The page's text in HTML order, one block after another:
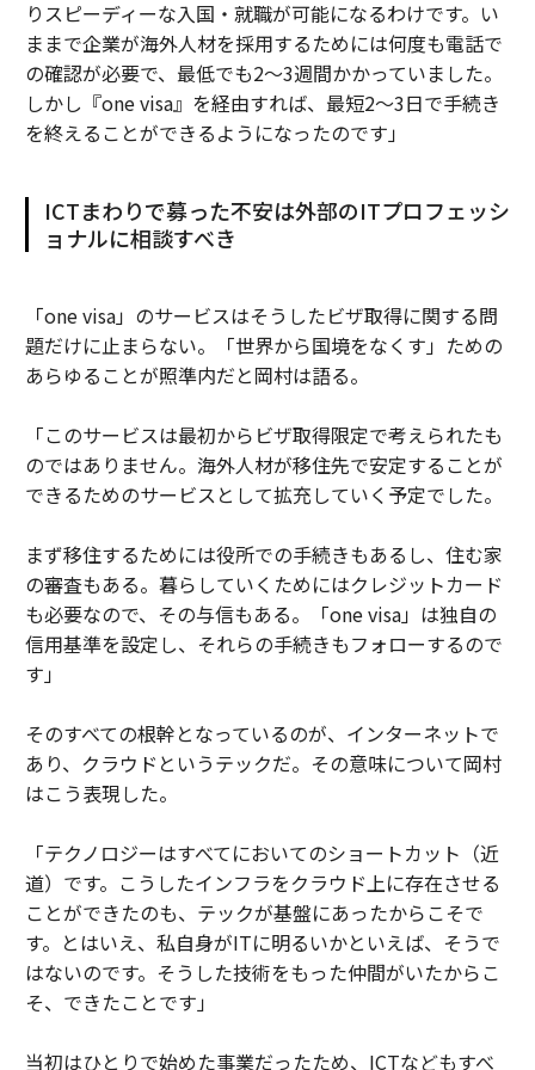
りスピーディーな入国・就職が可能になるわけです。い
ままで企業が海外人材を採用するためには何度も電話で
の確認が必要で、最低でも2〜3週間かかっていました。
しかし『one visa』を経由すれば、最短2〜3日で手続き
を終えることができるようになったのです」
ICTまわりで募った不安は外部のITプロフェッシ
ョナルに相談すべき
「one visa」のサービスはそうしたビザ取得に関する問
題だけに止まらない。「世界から国境をなくす」ための
あらゆることが照準内だと岡村は語る。
「このサービスは最初からビザ取得限定で考えられたも
のではありません。海外人材が移住先で安定することが
できるためのサービスとして拡充していく予定でした。
まず移住するためには役所での手続きもあるし、住む家
の審査もある。暮らしていくためにはクレジットカード
も必要なので、その与信もある。「one visa」は独自の
信用基準を設定し、それらの手続きもフォローするので
す」
そのすべての根幹となっているのが、インターネットで
あり、クラウドというテックだ。その意味について岡村
はこう表現した。
「テクノロジーはすべてにおいてのショートカット（近
道）です。こうしたインフラをクラウド上に存在させる
ことができたのも、テックが基盤にあったからこそで
す。とはいえ、私自身がITに明るいかといえば、そうで
はないのです。そうした技術をもった仲間がいたからこ
そ、できたことです」
当初はひとりで始めた事業だったため、ICTなどもすべ